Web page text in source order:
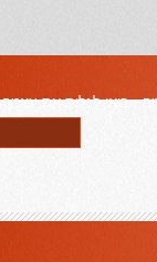
, בואי לגלות את עצמך